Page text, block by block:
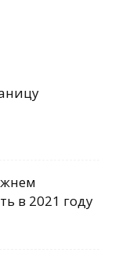
в 2021 году